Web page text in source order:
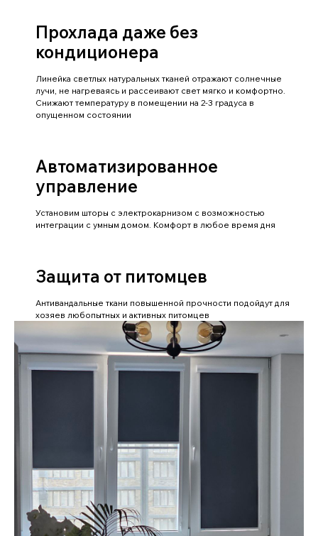
Прохлада даже без
кондиционера
Линейка светлых натуральных тканей отражают солнечные
лучи, не нагреваясь и рассеивают свет мягко и комфортно.
Снижают температуру в помещении на 2-3 градуса в
опущенном состоянии
Автоматизированное
управление
Установим шторы с электрокарнизом с возможностью
интеграции с умным домом. Комфорт в любое время дня
Защита от питомцев
Антивандальные ткани повышенной прочности подойдут для
хозяев любопытных и активных питомцев